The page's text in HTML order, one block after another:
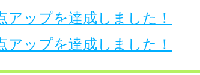
ップを達成しました！
ップを達成しました！